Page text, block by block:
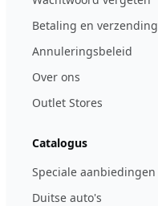
Betaling en verzending
Annuleringsbeleid
Over ons
Outlet Stores
Catalogus
Speciale aanbiedingen
Duitse auto's